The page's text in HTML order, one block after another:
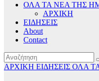
ΟΛΑ ΤΑ ΝΕΑ ΤΗΣ
ΑΡΧΙΚΗ
ΕΙΔΗΣΕΙΣ
About
Contact
ΑΡΧΙΚΗ ΕΙΔΗΣΕΙΣ ΟΛΑ